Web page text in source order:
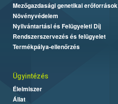
Mezőgazdasági genetikai erőforrások
Növényvédelem
Nyilvántartási és Felügyeleti Díj
Rendszerszervezés és felügyelet
Termékpálya-ellenőrzés
Ügyintézés
Élelmiszer
Állat